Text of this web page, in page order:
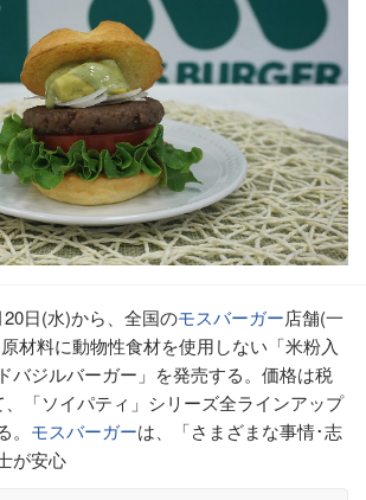
20日(水)から、全国のモスバーガー店舗(一
材料に動物性食材を使用しない「米粉入
バジルバーガー」を発売する。価格は税
「ソイパティ」シリーズ全ラインアップ
モスバーガーは、「さまざまな事情･志
が安心